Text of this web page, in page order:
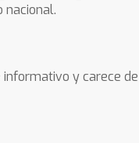
nacional.
y carece